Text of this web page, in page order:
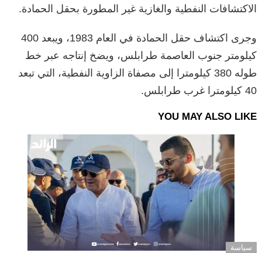
الاكتشافات النفطية والغازية غير المطورة بحقل الحمادة.
وجرى اكتشاف حقل الحمادة في العام 1983، ويبعد 400
كيلومتر جنوب العاصمة طرابلس، ويضخ إنتاجه عبر خط
طوله 380 كيلومترا إلى مصفاة الزاوية النفطية، التي تبعد
40 كيلومترا غرب طرابلس.
YOU MAY ALSO LIKE
سياسة